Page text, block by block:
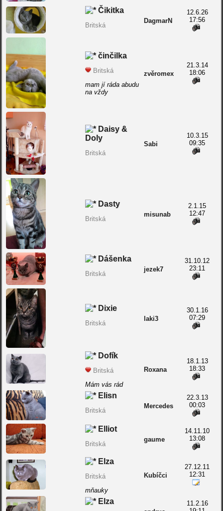
Čikitka
Britská
DagmarN
12.6.26
17:56
činčilka
Britská
mam jí ráda abudu
na vždy
zvěromex
21.3.14
18:06
Daisy &
Doly
Britská
Sabi
10.3.15
09:35
Dasty
Britská
misunab
2.1.15
12:47
Dášenka
Britská
jezek7
31.10.12
23:11
Dixie
Britská
laki3
30.1.16
07:29
Dofík
Britská
Mám vás rád
Roxana
18.1.13
18:33
Elisn
Britská
Mercedes
22.3.13
00:03
Elliot
Britská
gaume
14.11.10
13:08
Elza
Britská
mňauky
Kubíčci
27.12.11
12:31
Elza
11.2.16